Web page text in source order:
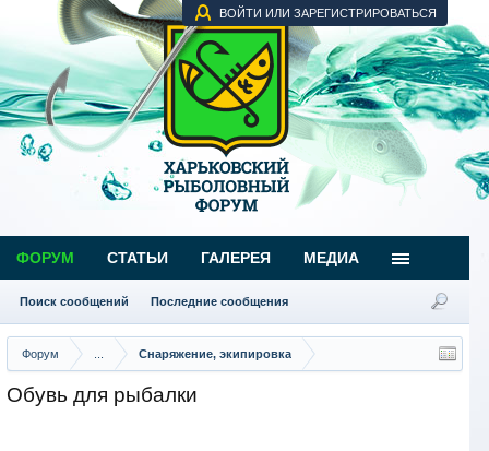
ВОЙТИ ИЛИ ЗАРЕГИСТРИРОВАТЬСЯ
Форум Снаряжение, экипировка
Обувь для рыбалки
ФОРУМ
Поиск сообщений Последние сообщения
СТАТЬИ ГАЛЕРЕЯ МЕДИА